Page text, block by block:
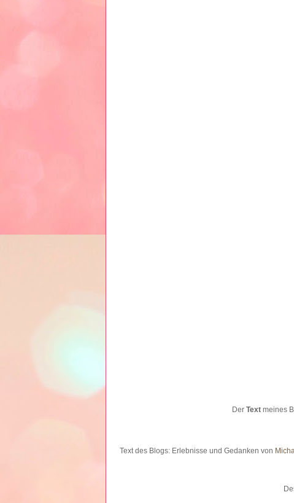
Der Textmeines
Text des Blogs: Erlebnisse und Gedanken von